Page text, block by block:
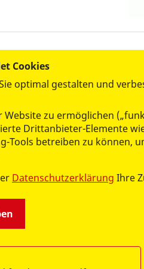
besseren Lesbarkeit wird
männlicher, weiblicher
auf alle Geschlechter (m/w/d).
Cookies
optimal gestalten und
zu ermöglichen
Drittanbieter-Elemente
Tools betreiben zu können,
Datenschutzerklärung Ihre